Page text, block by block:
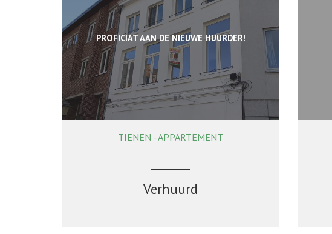
PROFICIAT AAN DE NIEUWE HUURDER!
TIENEN - APPARTEMENT
Verhuurd